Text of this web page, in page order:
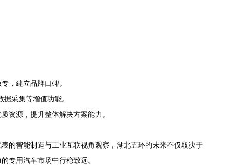
，建立品牌口碑。
采集等增值功能。
资源，提升整体解决方案能力。
的智能制造与工业互联视角观察，湖北五环的未来不仅取决于
专用汽车市场中行稳致远。